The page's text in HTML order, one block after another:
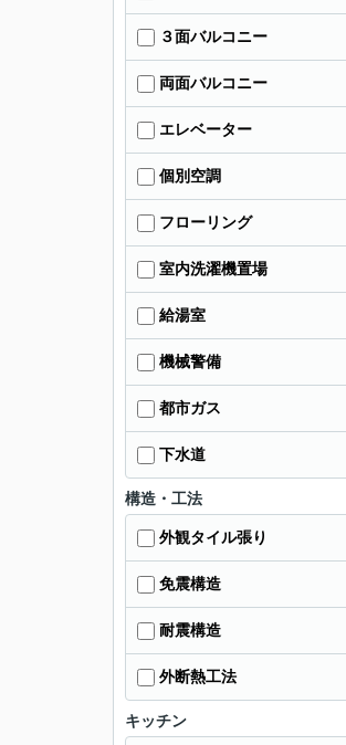
３面バルコニー
両面バルコニー
エレベーター
個別空調
フローリング
室内洗濯機置場
給湯室
機械警備
都市ガス
下水道
構造・工法
外観タイル張り
免震構造
耐震構造
外断熱工法
キッチン